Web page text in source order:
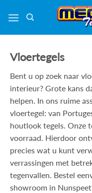
naar
Vloertegels
Bent u op zoek naar
interieur? Grote kans
helpen. In ons ruime
vloertegel: van
houtlook tegels. Onze
voorraad. Hierdoor
precies wat u kunt
verrassingen met
tegenvallen. Bestel
showroom in